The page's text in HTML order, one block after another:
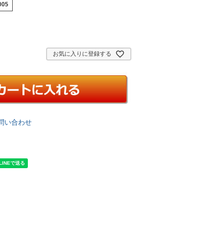
お気に入りに登録する
い合わせ